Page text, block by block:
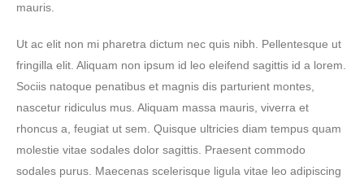
mauris.
Ut ac elit non mi pharetra dictum nec quis nibh. Pellentesque ut
fringilla elit. Aliquam non ipsum id leo eleifend sagittis id a lorem.
Sociis natoque penatibus et magnis dis parturient montes,
nascetur ridiculus mus. Aliquam massa mauris, viverra et
rhoncus a, feugiat ut sem. Quisque ultricies diam tempus quam
molestie vitae sodales dolor sagittis. Praesent commodo
sodales purus. Maecenas scelerisque ligula vitae leo adipiscing